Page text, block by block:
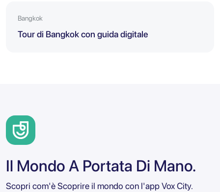
Bangkok
Tour di Bangkok con guida digitale
Il Mondo A Portata Di Mano.
Scopri com'è Scoprire il mondo con l'app Vox City.